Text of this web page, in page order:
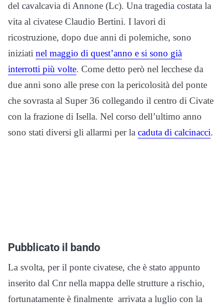
del cavalcavia di Annone (Lc). Una tragedia costata la
vita al civatese Claudio Bertini. I lavori di
ricostruzione, dopo due anni di polemiche, sono
iniziati nel maggio di quest’anno e si sono già
interrotti più volte. Come detto però nel lecchese da
due anni sono alle prese con la pericolosità del ponte
che sovrasta al Super 36 collegando il centro di Civate
con la frazione di Isella. Nel corso dell’ultimo anno
sono stati diversi gli allarmi per la caduta di calcinacci.
Pubblicato il bando
La svolta, per il ponte civatese, che è stato appunto
inserito dal Cnr nella mappa delle strutture a rischio,
fortunatamente è finalmente arrivata a luglio con la